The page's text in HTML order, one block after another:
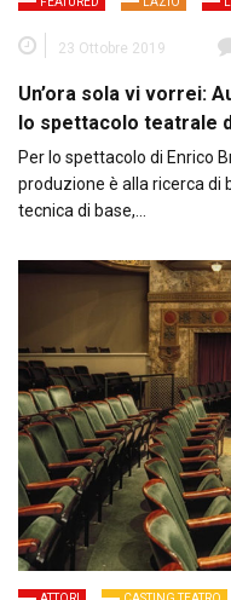
23 Ottobre 2019
Un’ora sola vi vorrei:
lo spettacolo teatrale
Per lo spettacolo di Enrico
produzione è alla ricerca di
tecnica di base,…